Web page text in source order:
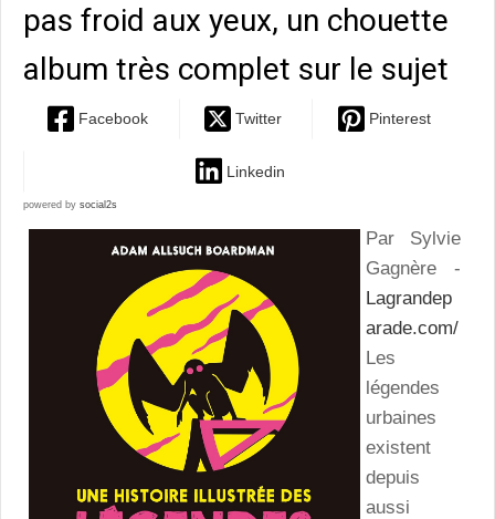
pas froid aux yeux, un chouette
album très complet sur le sujet
Facebook Twitter Pinterest
Linkedin
powered by social2s
Par Sylvie
Gagnère -
Lagrandep
arade.com/
Les
légendes
urbaines
existent
depuis
aussi